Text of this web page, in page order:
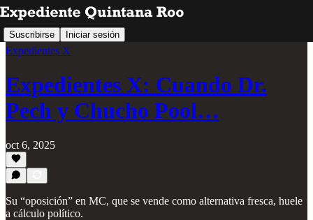
Suscribirse Iniciar sesión
Expedientes X
Expedientes X: Cuando Dr.
Pech y Chucho Pool…
oct 6, 2025
Su “oposición” en MC, que se vende como alternativa fresca, huele
a cálculo político.